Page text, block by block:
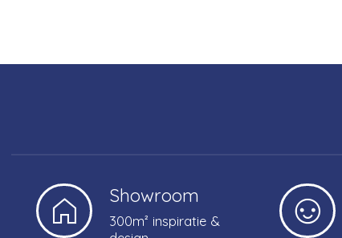
Showroom
300m² inspiratie &